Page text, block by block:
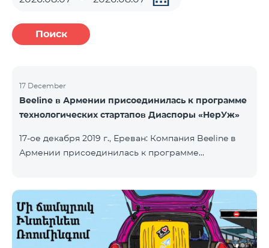
Поиск
17 December
Beeline в Армении присоединилась к программе
технологических стартапов Диаспоры «НерУж»
17-ое декабря 2019 г., Ереван: Компания Beeline в
Армении присоединилась к программе
высокотехнологичной промышленности РА и
офисом главного комиссара по делам диаспоры
РА. Основная цель программы - привлечение
талантливых предпринимателей, инженеров из